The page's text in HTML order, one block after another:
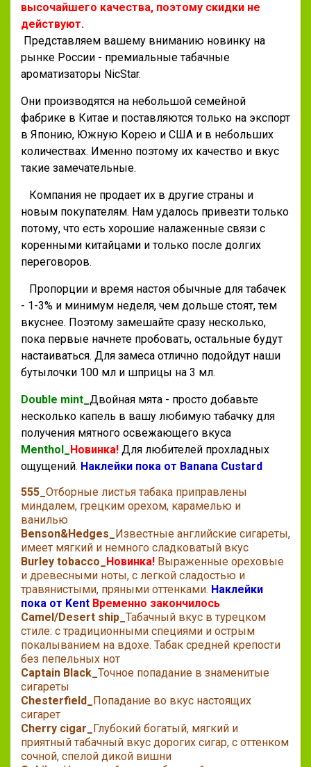
высочайшего качества, поэтому скидки не
действуют.
Представляем вашему вниманию новинку на
рынке России - премиальные табачные
ароматизаторы NicStar.
Они производятся на небольшой семейной
фабрике в Китае и поставляются только на экспорт
в Японию, Южную Корею и США и в небольших
количествах. Именно поэтому их качество и вкус
такие замечательные.
Компания не продает их в другие страны и
новым покупателям. Нам удалось привезти только
потому, что есть хорошие налаженные связи с
коренными китайцами и только после долгих
переговоров.
Пропорции и время настоя обычные для табачек
- 1-3% и минимум неделя, чем дольше стоят, тем
вкуснее. Поэтому замешайте сразу несколько,
пока первые начнете пробовать, остальные будут
настаиваться. Для замеса отлично подойдут наши
бутылочки 100 мл и шприцы на 3 мл.
Double mint_ Двойная мята - просто добавьте
несколько капель в вашу любимую табачку для
получения мятного освежающего вкуса
Menthol_ Новинка! Для любителей прохладных
ощущений. Наклейки пока от Banana Custard
555_ Отборные листья табака приправлены
миндалем, грецким орехом, карамелью и
ванилью
Benson&Hedges_ Известные английские сигареты,
имеет мягкий и немного сладковатый вкус
Burley tobacco_ Новинка! Выраженные ореховые
и древесными ноты, с легкой сладостью и
травянистыми, пряными оттенками. Наклейки
пока от Kent Временно закончилось
Camel/Desert ship_ Табачный вкус в турецком
стиле: с традиционными специями и острым
покалыванием на вдохе. Табак средней крепости
без пепельных нот
Captain Black_ Точное попадание в знаменитые
сигареты
Chesterfield_ Попадание во вкус настоящих
сигарет
Cherry cigar_ Глубокий богатый, мягкий и
приятный табачный вкус дорогих сигар, с оттенком
сочной, спелой дикой вишни